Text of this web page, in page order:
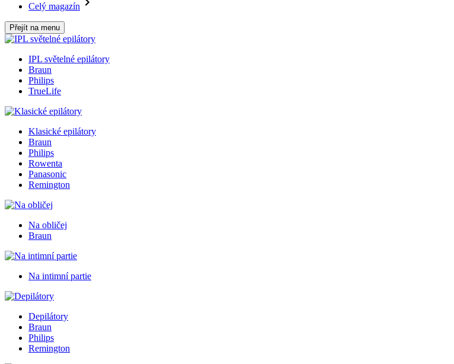
Celý magazín
Přejít na menu
IPL světelné epilátory
Braun
Philips
TrueLife
Klasické epilátory
Braun
Philips
Rowenta
Panasonic
Remington
Na obličej
Braun
Na intimní partie
Depilátory
Braun
Philips
Remington